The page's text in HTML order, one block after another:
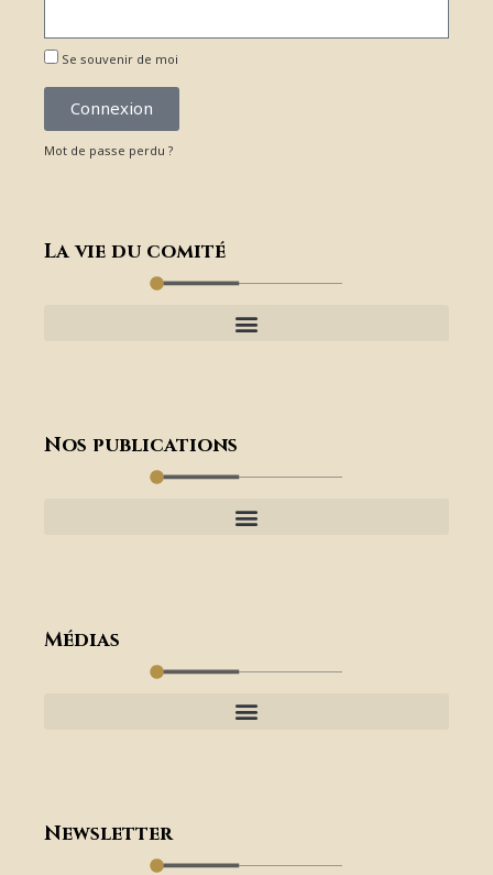
Se souvenir de moi
Connexion
Mot de passe perdu ?
La vie du comité
Nos publications
Médias
Newsletter